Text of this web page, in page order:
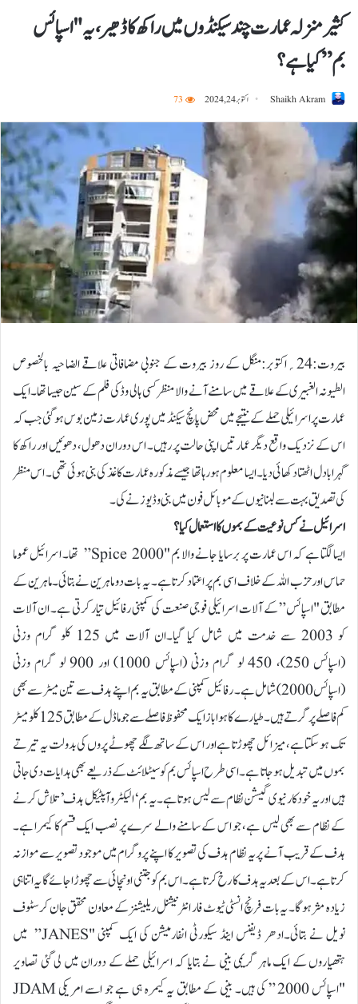
کثیر منزلہ عمارت چند سیکنڈوں میں راکھ کا ڈھیر ، یہ "اسپائس
بم” کیا ہے ؟
Shaikh Akram اکتوبر 24, 2024 73
بیروت:24؍اکتوبر:منگل کے روز بیروت کے جنوبی مضافاتی علاقے الضاحیہ بالخصوص
الطیونہ الغبیری کے علاقے میں سامنے آنے والا منظر کسی ہالی وڈ کی فلم کے سین جیسا تھا۔ایک
عمارت پر اسرائیلی حملے کے نتیجے میں محض پانچ سیکنڈ میں پوری عمارت زمین بوس ہو گئی جب کہ
اس کے نزدیک واقع دیگر عمارتیں اپنی حالت پر رہیں۔ اس دوران دھول، دھوئیں اور راکھ کا
گہرا بادل اٹھتا دکھائی دیا۔ ایسا معلوم ہو رہا تھا جیسے مذکورہ عمارت کاغذ کی بنی ہوئی تھی۔ اس منظر
کی تصدیق بہت سے لبنانیوں کے موبائل فون میں بنی وڈیوز نے کی۔
اسرائیل نے کس نوعیت کے بموں کا استعمال کیا ؟
ایسا لگتا ہے کہ اس عمارت پر برسایا جانے والا بم "Spice 2000” تھا۔ اسرائیل عموما
حماس اور حزب اللہ کے خلاف اسی بم پر اعتماد کرتا ہے۔ یہ بات دو ماہرین نے بتائی۔ماہرین کے
مطابق "اسپائس” کے آلات اسرائیلی فوجی صنعت کی کمپنی رفائیل تیار کرتی ہے۔ ان آلات
کو 2003 سے خدمت میں شامل کیا گیا۔ان آلات میں 125 کلو گرام وزنی
(اسپائس 250)، 450 لو گرام وزنی (اسپائس 1000) اور 900 لو گرام وزنی
(اسپائس 2000) شامل ہے۔ رفائیل کمپنی کے مطابق یہ بم اپنے ہدف سے تین میٹر سے بھی
کم فاصلے پر گرتے ہیں۔طیارے کا ہواباز ایک محفوظ فاصلے سے جو ماڈل کے مطابق 125 کلو میٹر
تک ہو سکتا ہے، میزائل چھوڑتا ہے اور اس کے ساتھ لگے چھوٹے پروں کی بدولت یہ تیرتے
بموں میں تبدیل ہو جاتا ہے۔اسی طرح اسپائس بم کو سیٹلائٹ کے ذریعے بھی ہدایات دی جاتی
ہیں اور یہ خود کار نیوی گیشن نظام سے لیس ہوتا ہے۔یہ بم ‘الیکٹرو آپٹیکل ہدف’ تلاش کرنے
کے نظام سے بھی لیس ہے، جو اس کے سامنے والے سرے پر نصب ایک قسم کا کیمرا ہے۔
ہدف کے قریب آنے پر یہ نظام ہدف کی تصویر کا اپنے پروگرام میں موجود تصویر سے موازنہ
کرتا ہے۔ اس کے بعد یہ ہدف کا رخ کرتا ہے۔اس بم کو جتنی اونچائی سے چھوڑا جائے گا یہ اتنا ہی
زیادہ مثر ہو گا۔ یہ بات فرنچ انسٹی ٹیوٹ فار انٹرنیشنل ریلیشنز کے معاون محقق جان کرسٹوف
نویل نے بتائی۔ادھر ڈیفنس اینڈ سیکورٹی انفارمیشن کی ایک کمپنی "JANES” میں
ہتھیاروں کے ایک ماہر گریمی بینی نے بتایا کہ اسرائیلی حملے کے دوران میں لی گئی تصاویر
"اسپائس 2000 ” کی ہیں۔ بینی کے مطابق یہ کیمرہ ہی ہے جو اسے امریکی JDAM